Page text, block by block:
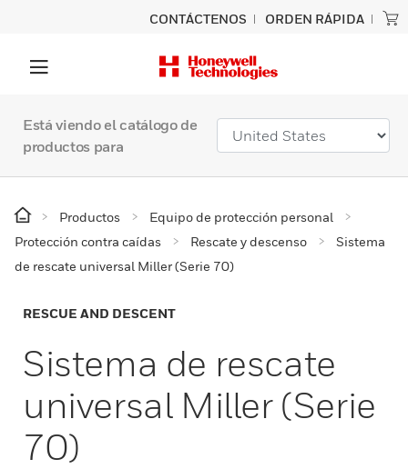
CONTÁCTENOS ORDEN RÁPIDA
Está viendo el catálogo de
productos para
Productos
Equipo de protección personal
Protección contra caídas
Rescate y descenso
Sistema
de rescate universal Miller (Serie 70)
RESCUE AND DESCENT
Sistema de rescate
universal Miller (Serie
70)